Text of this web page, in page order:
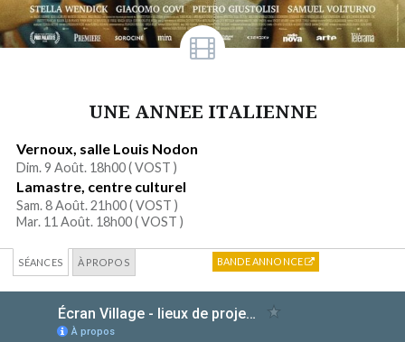
UNE ANNEE ITALIENNE
Vernoux, salle Louis Nodon
Dim. 9 Août. 18h00 (VOST )
Lamastre, centre culturel
Sam. 8 Août. 21h00 (VOST )
Mar. 11 Août. 18h00 (VOST )
SÉANCES À PROPOS BANDE ANNONCE